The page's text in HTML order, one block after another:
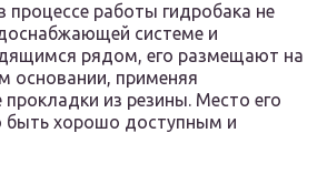
процессе работы гидробака не
системе и
рядом, его размещают на
основании, применяя
из резины. Место его
хорошо доступным и